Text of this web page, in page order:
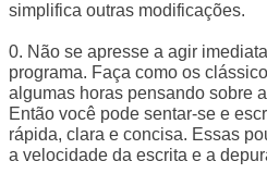
simplifica outras modificações.
0. Não se apresse a agir
programa. Faça como os
algumas horas pensando sobre
Então você pode sentar-se e
rápida, clara e concisa. Essas
a velocidade da escrita e a